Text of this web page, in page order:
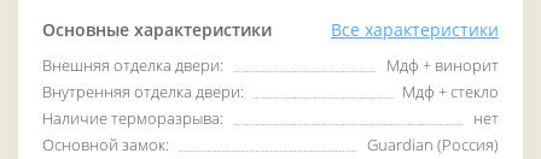
Основные характеристики Все характеристики
Внешняя отделка двери:
Мдф + винорит
Внутренняя отделка двери:
Мдф + стекло
Наличие терморазрыва:
нет
Основной замок:
Guardian (Россия)